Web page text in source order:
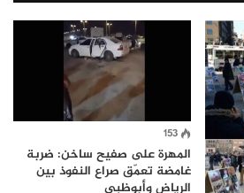
153
المهرة على صفيح ساخن: ضربة
غامضة تعمّق صراع النفوذ بين
الرياض وأبوظبي